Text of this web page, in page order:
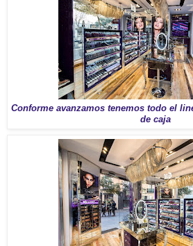
Conforme avanzamos tenemos todo el
de caja